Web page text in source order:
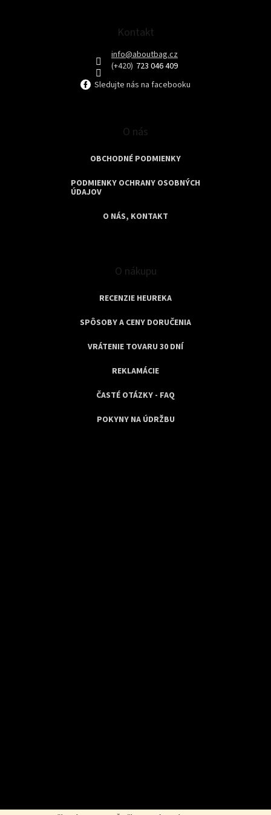
Kontakt
info@aboutbag.cz
723 046 409
Sledujte nás na facebooku
O nás
OBCHODNÉ PODMIENKY
PODMIENKY OCHRANY OSOBNÝCH
ÚDAJOV
O NÁS, KONTAKT
O nákupu
RECENZIE HEUREKA
SPÔSOBY A CENY DORUČENIA
VRÁTENIE TOVARU 30 DNÍ
REKLAMÁCIE
ČASTÉ OTÁZKY - FAQ
POKYNY NA ÚDRŽBU